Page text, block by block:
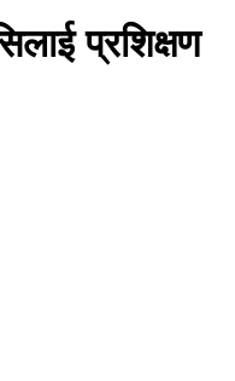
प्रशिक्षण